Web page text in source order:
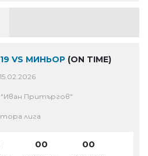
VS МИНЬОР (ON TIME)
15.02.2026
Притъргов"
лига
00 00